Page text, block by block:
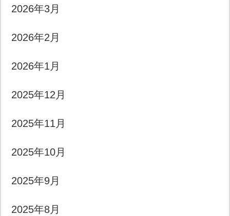
2026年3月
2026年2月
2026年1月
2025年12月
2025年11月
2025年10月
2025年9月
2025年8月